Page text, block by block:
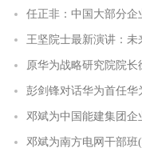
任正非：中国大部分企
王坚院士最新演讲：未
原华为战略研究院院长
彭剑锋对话华为首任华
邓斌为中国能建集团
邓斌为南方电网干部